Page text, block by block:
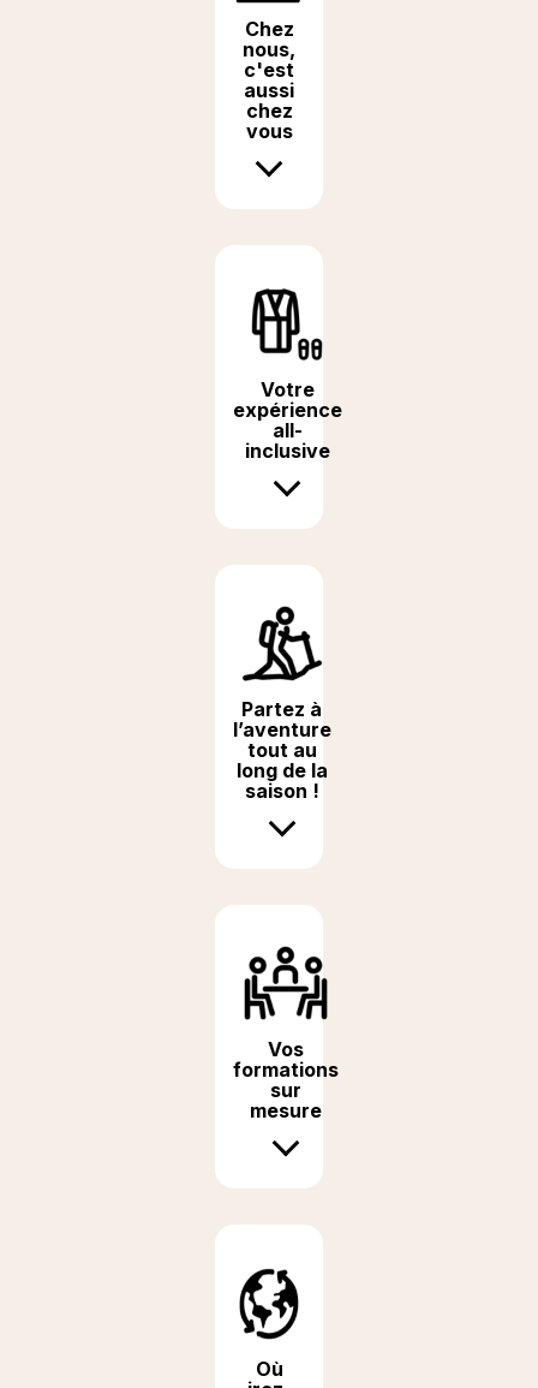
Chez
nous,
c'est
aussi
chez
vous
Votre
expérience
all-
inclusive
Partez à
l’aventure
tout au
long de la
saison !
Vos
formations
sur
mesure
Où